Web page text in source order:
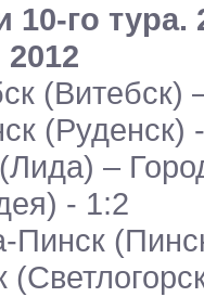
10-го тура.
(Витебск)
(Руденск)
–
- 1:2
Пинск